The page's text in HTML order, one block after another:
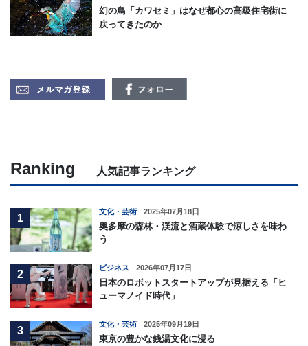
幻の鳥「カワセミ」はなぜ都心の高級住宅街に
戻ってきたのか
Ranking 人気記事ランキング
1
文化・芸術 2025年07月18日
奥多摩の森林・渓流と酒蔵体験で涼しさを味わ
う
2
ビジネス 2026年07月17日
日本のロボットスタートアップが見据える「ヒ
ューマノイド時代」
3
文化・芸術 2025年09月19日
東京の豊かな銭湯文化に浸る